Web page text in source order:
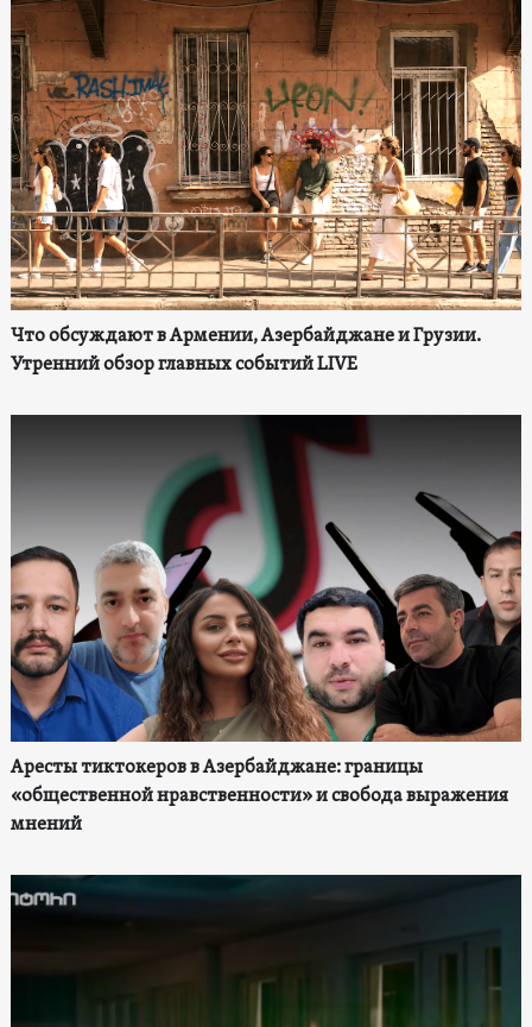
Что обсуждают в Армении, Азербайджане и Грузии.
Утренний обзор главных событий LIVE
Аресты тиктокеров в Азербайджане: границы
«общественной нравственности» и свобода выражения
мнений